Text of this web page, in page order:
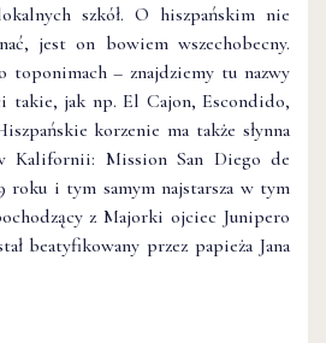
szkół. O hiszpańskim nie
jest on bowiem wszechobecny.
toponimach – znajdziemy tu nazwy
takie, jak np. El Cajon, Escondido,
korzenie ma także słynna
Kalifornii: Mission San Diego de
roku i tym samym najstarsza w tym
z Majorki ojciec Junipero
beatyfikowany przez papieża Jana